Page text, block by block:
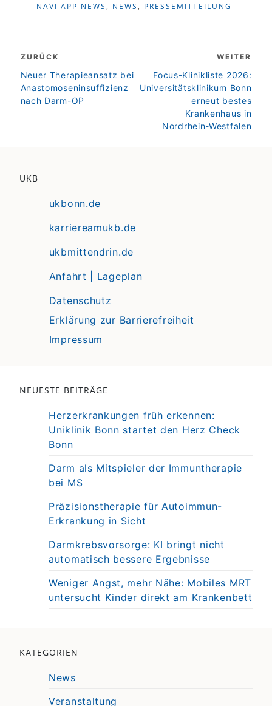
NAVI APP NEWS , NEWS , PRESSEMITTEILUNG
ZURÜCK
zurück
Neuer Therapieansatz bei
Anastomoseninsuffizienz
nach Darm-OP
WEITER
weiter
Focus-Klinikliste 2026:
Universitätsklinikum Bonn
erneut bestes
Krankenhaus in
Nordrhein-Westfalen
UKB
ukbonn.de
karriereamukb.de
ukbmittendrin.de
Anfahrt | Lageplan
Datenschutz
Erklärung zur Barrierefreiheit
Impressum
NEUESTE BEITRÄGE
Herzerkrankungen früh erkennen:
Uniklinik Bonn startet den Herz Check
Bonn
Darm als Mitspieler der Immuntherapie
bei MS
Präzisionstherapie für Autoimmun-
Erkrankung in Sicht
Darmkrebsvorsorge: KI bringt nicht
automatisch bessere Ergebnisse
Weniger Angst, mehr Nähe: Mobiles MRT
untersucht Kinder direkt am Krankenbett
KATEGORIEN
News
Veranstaltung